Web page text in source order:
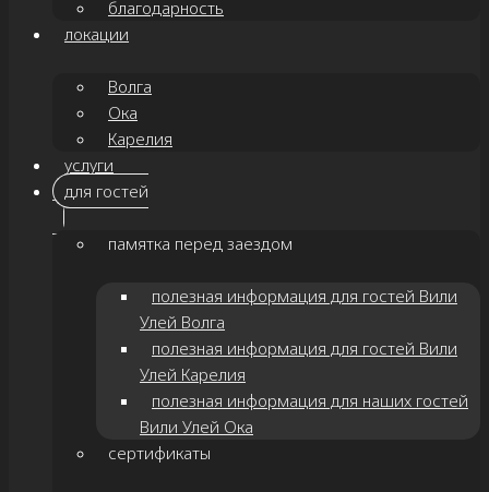
благодарность
локации
Волга
Ока
Карелия
услуги
для гостей
памятка перед заездом
полезная информация для гостей Вили
Улей Волга
полезная информация для гостей Вили
Улей Карелия
полезная информация для наших гостей
Вили Улей Ока
сертификаты